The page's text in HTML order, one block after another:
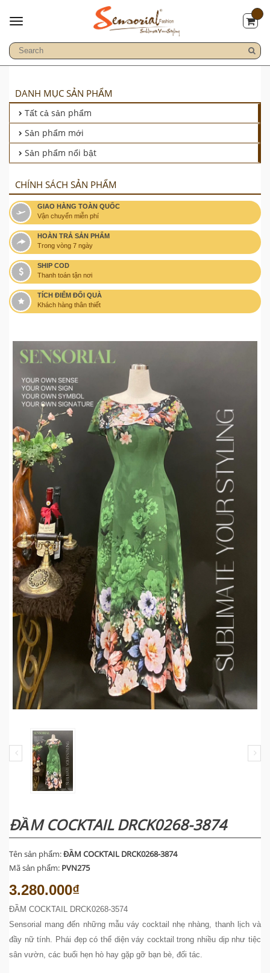
DANH MỤC SẢN PHẨM
Tất cả sản phẩm
Sản phẩm mới
Sản phẩm nổi bật
CHÍNH SÁCH SẢN PHẨM
GIAO HÀNG TOÀN QUỐC
Vận chuyển miễn phí
HOÀN TRẢ SẢN PHẨM
Trong vòng 7 ngày
SHIP COD
Thanh toán tận nơi
TÍCH ĐIỂM ĐỔI QUÀ
Khách hàng thân thiết
ĐẦM COCKTAIL DRCK0268-3874
Tên sản phẩm:ĐẦM COCKTAIL DRCK0268-3874
Mã sản phẩm: PVN275
3.280.000₫
ĐẦM COCKTAIL DRCK0268-3574
Sensorial mang đến những mẫu váy cocktail nhẹ nhàng, thanh lịch và
đầy nữ tính. Phái đẹp có thể diện váy cocktail trong nhiều dịp như tiệc
sân vườn, các buổi hẹn hò hay gặp gỡ bạn bè, đối tác.